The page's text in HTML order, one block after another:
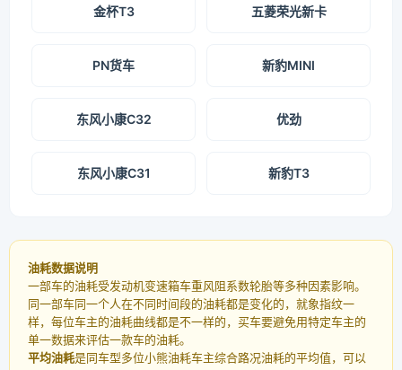
金杯T3 五菱荣光新卡
PN货车 新豹MINI
东风小康C32 优劲
东风小康C31 新豹T3
油耗数据说明
一部车的油耗受发动机变速箱车重风阻系数轮胎等多种因素影响。
同一部车同一个人在不同时间段的油耗都是变化的，就象指纹一
样，每位车主的油耗曲线都是不一样的，买车要避免用特定车主的
单一数据来评估一款车的油耗。
平均油耗是同车型多位小熊油耗车主综合路况油耗的平均值，可以